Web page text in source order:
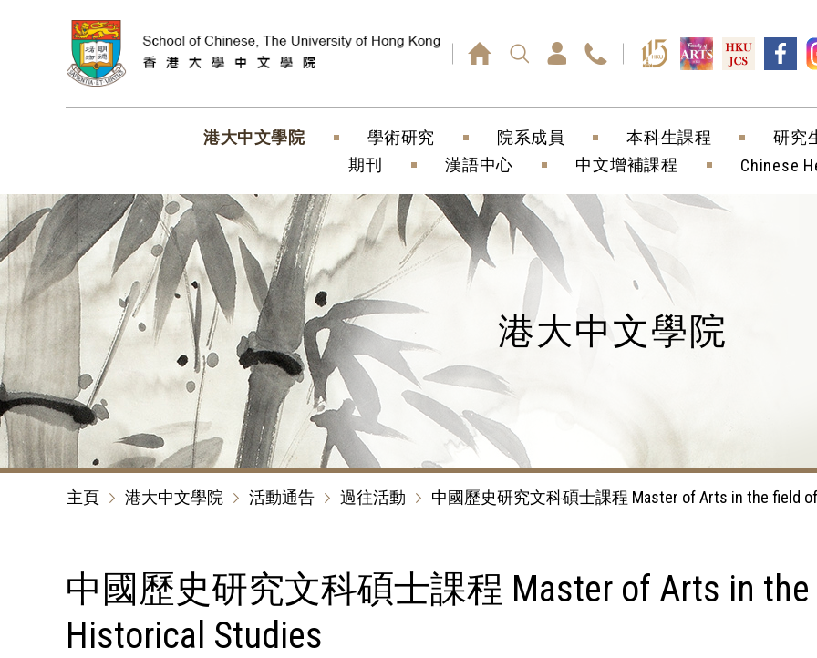
港大中文學院 學術研究 院系成員 本科生課程
研究
期刊
漢語中心 中文增補課程 Chinese
港大中文學院
主頁 港大中文學院 活動通告 過往活動 中國歷史研究文科碩士課程 Master of Arts in the field
中國歷史研究文科碩士課程 Master of Arts in the
Historical Studies